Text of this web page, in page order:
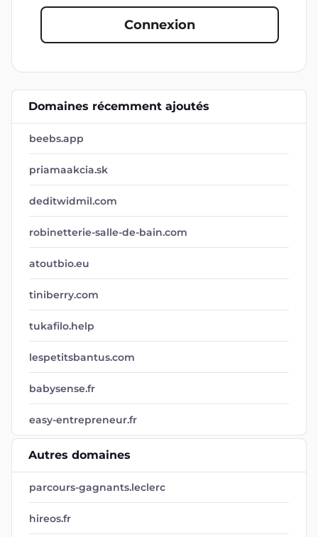
Connexion
Domaines récemment ajoutés
beebs.app
priamaakcia.sk
deditwidmil.com
robinetterie-salle-de-bain.com
atoutbio.eu
tiniberry.com
tukafilo.help
lespetitsbantus.com
babysense.fr
easy-entrepreneur.fr
Autres domaines
parcours-gagnants.leclerc
hireos.fr